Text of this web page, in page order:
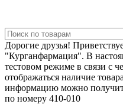
Дорогие друзья!
"Курганфармация". В
тестовом режиме в связи с
отображаться наличие
информацию можно
по номеру 410-010